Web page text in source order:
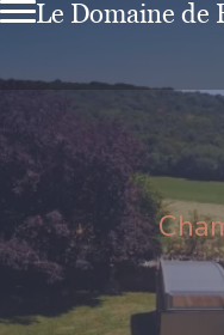
Le Domaine de